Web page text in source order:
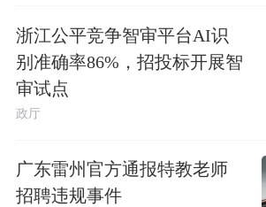
浙江公平竞争智审平台AI识
别准确率86%，招投标开展智
审试点
政厅
广东雷州官方通报特教老师
招聘违规事件